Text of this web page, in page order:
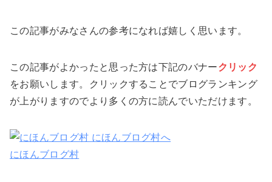
この記事がみなさんの参考になれば嬉しく思います。
この記事がよかったと思った方は下記のバナークリック
をお願いします。クリックすることでブログランキング
が上がりますのでより多くの方に読んでいただけます。
にほんブログ村